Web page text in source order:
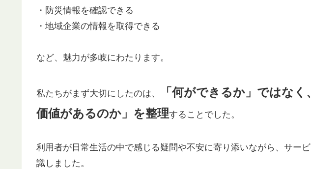
・防災情報を確認できる
・地域企業の情報を取得できる
など、魅力が多岐にわたります。
私たちがまず大切にしたのは、
「何ができるか」ではな
価値があるのか」を整理することでした。
利用者が日常生活の中で感じる疑問や不安に寄り添いながら、サー
識しました。